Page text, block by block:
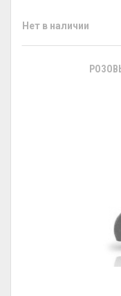
Нет в наличии